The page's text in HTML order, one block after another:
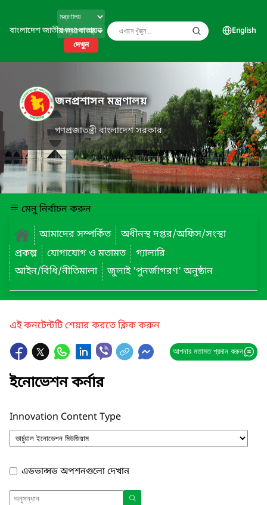
বাংলাদেশ জাতীয় তথ্য বাতায়ন
দেখুন
English
জনপ্রশাসন মন্ত্রণালয়
গণপ্রজাতন্ত্রী বাংলাদেশ সরকার
মেনু নির্বাচন করুন
আমাদের সম্পর্কিত
অধীনস্থ দপ্তর/অফিস/সংস্থা
প্রকল্প
যোগাযোগ ও মতামত
গ্যালারি
আইন/বিধি/নীতিমালা
জুলাই 'পুনর্জাগরণ' অনুষ্ঠান
এই কনটেন্টটি শেয়ার করতে ক্লিক করুন
আপনার মতামত প্রদান করুন
ইনোভেশন কর্নার
Innovation Content Type
এডভান্সড অপশনগুলো দেখান